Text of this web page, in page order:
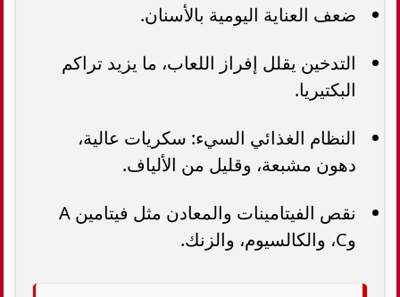
ضعف العناية اليومية بالأسنان.
التدخين يقلل إفراز اللعاب، ما يزيد تراكم
البكتيريا.
النظام الغذائي السيء: سكريات عالية،
دهون مشبعة، وقليل من الألياف.
نقص الفيتامينات والمعادن مثل فيتامين A
وC، والكالسيوم، والزنك.